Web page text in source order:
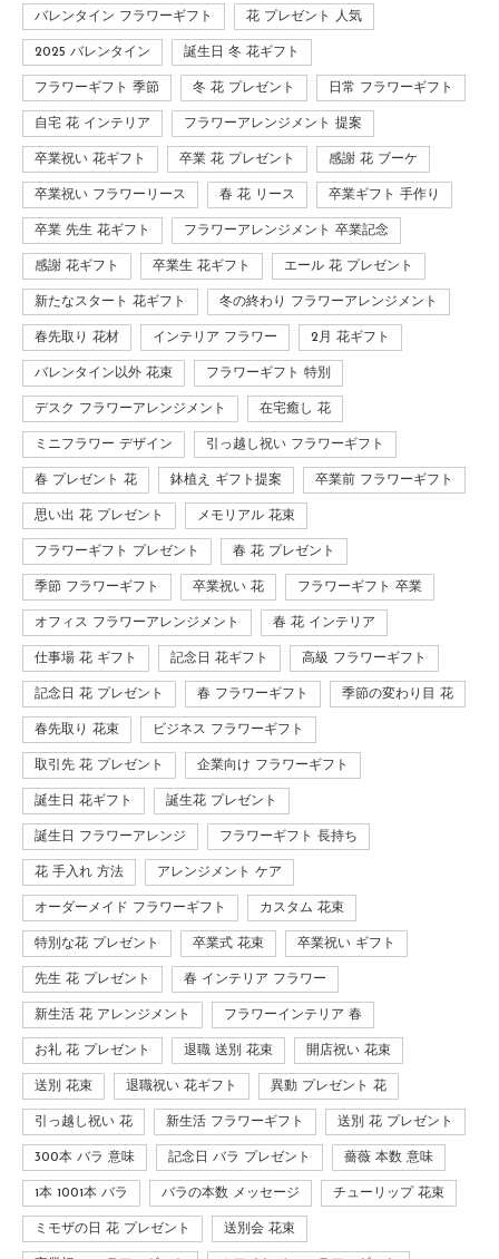
バレンタイン フラワーギフト 花 プレゼント 人気
2025 バレンタイン 誕生日 冬 花ギフト
フラワーギフト 季節 冬 花 プレゼント 日常 フラワーギフト
自宅 花 インテリア フラワーアレンジメント 提案
卒業祝い 花ギフト 卒業 花 プレゼント 感謝 花 ブーケ
卒業祝い フラワーリース 春 花 リース 卒業ギフト 手作り
卒業 先生 花ギフト フラワーアレンジメント 卒業記念
感謝 花ギフト 卒業生 花ギフト エール 花 プレゼント
新たなスタート 花ギフト 冬の終わり フラワーアレンジメント
春先取り 花材 インテリア フラワー 2月 花ギフト
バレンタイン以外 花束 フラワーギフト 特別
デスク フラワーアレンジメント 在宅癒し 花
ミニフラワー デザイン 引っ越し祝い フラワーギフト
春 プレゼント 花 鉢植え ギフト提案 卒業前 フラワーギフト
思い出 花 プレゼント メモリアル 花束
フラワーギフト プレゼント 春 花 プレゼント
季節 フラワーギフト 卒業祝い 花 フラワーギフト 卒業
オフィス フラワーアレンジメント 春 花 インテリア
仕事場 花 ギフト 記念日 花ギフト 高級 フラワーギフト
記念日 花 プレゼント 春 フラワーギフト 季節の変わり目 花
春先取り 花束 ビジネス フラワーギフト
取引先 花 プレゼント 企業向け フラワーギフト
誕生日 花ギフト 誕生花 プレゼント
誕生日 フラワーアレンジ フラワーギフト 長持ち
花 手入れ 方法 アレンジメント ケア
オーダーメイド フラワーギフト カスタム 花束
特別な花 プレゼント 卒業式 花束 卒業祝い ギフト
先生 花 プレゼント 春 インテリア フラワー
新生活 花 アレンジメント フラワーインテリア 春
お礼 花 プレゼント 退職 送別 花束 開店祝い 花束
送別 花束 退職祝い 花ギフト 異動 プレゼント 花
引っ越し祝い 花 新生活 フラワーギフト 送別 花 プレゼント
300本 バラ 意味 記念日 バラ プレゼント 薔薇 本数 意味
1本 1001本 バラ バラの本数 メッセージ チューリップ 花束
ミモザの日 花 プレゼント 送別会 花束